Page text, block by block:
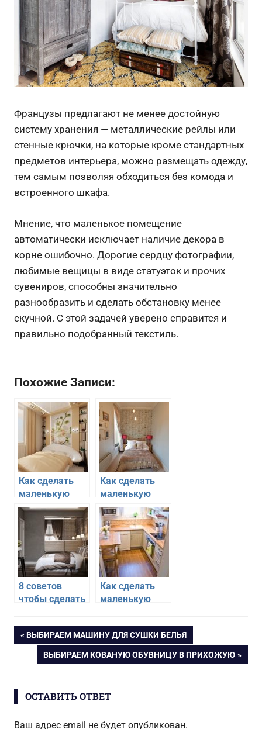
Французы предлагают не менее достойную
систему хранения — металлические рейлы или
стенные крючки, на которые кроме стандартных
предметов интерьера, можно размещать одежду,
тем самым позволяя обходиться без комода и
встроенного шкафа.
Мнение, что маленькое помещение
автоматически исключает наличие декора в
корне ошибочно. Дорогие сердцу фотографии,
любимые вещицы в виде статуэток и прочих
сувениров, способны значительно
разнообразить и сделать обстановку менее
скучной. С этой задачей уверено справится и
правильно подобранный текстиль.
Похожие Записи:
Как сделать
маленькую
спальню
просторнее
Как сделать
маленькую
спальню
уютнее и
просторнее
8 советов
чтобы сделать
спальню в
хрущевке
уютной
Как сделать
маленькую
функциональной
Навигация
записям
ПРЕДЫДУЩАЯ
ЗАПИСЬ:
ВЫБИРАЕМ МАШИНУ ДЛЯ СУШКИ БЕЛЬЯ
СЛЕДУЮЩАЯ
ВЫБИРАЕМ КОВАНУЮ ОБУВНИЦУ В ПРИХОЖУЮ
ОСТАВИТЬ ОТВЕТ
Ваш адрес email не будет опубликован.